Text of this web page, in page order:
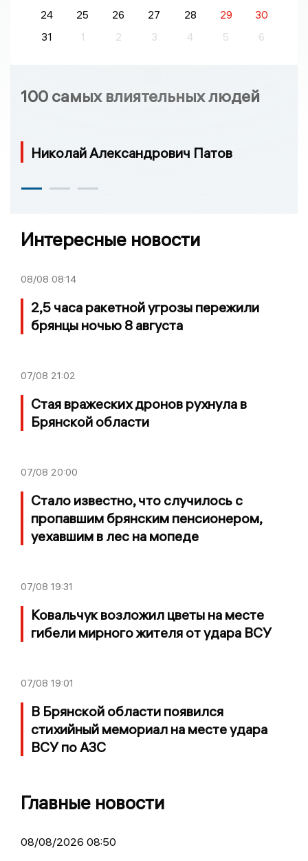
24
25 26 27 28 29
30
31
1 2 3 4 5 6
100 самых влиятельных людей
Николай Александрович Патов
Интересные новости
08/08 08:14
2,5 часа ракетной угрозы пережили
брянцы ночью 8 августа
07/08 21:02
Стая вражеских дронов рухнула в
Брянской области
07/08 20:00
Стало известно, что случилось с
пропавшим брянским пенсионером,
уехавшим в лес на мопеде
07/08 19:31
Ковальчук возложил цветы на месте
гибели мирного жителя от удара ВСУ
07/08 19:01
В Брянской области появился
стихийный мемориал на месте удара
ВСУ по АЗС
Главные новости
08/08/2026 08:50